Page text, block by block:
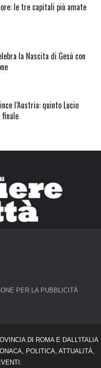
le tre capitali più amate
la Nascita di Gesù con
l’Austria: quinto Lucio
finale
PER LA PUBBLICITÀ
DI ROMA E DALL'ITALIA
POLITICA, ATTUALITÀ,